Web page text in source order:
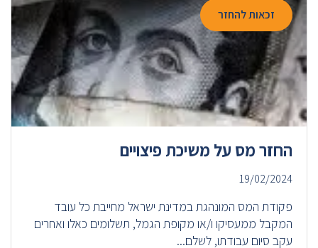
זכאות להחזר
החזר מס על משיכת פיצויים
19/02/2024
פקודת המס המונהגת במדינת ישראל מחייבת כל עובד
המקבל ממעסיקו ו/או מקופת הגמל, תשלומים כאלו ואחרים
עקב סיום עבודתו, לשלם...